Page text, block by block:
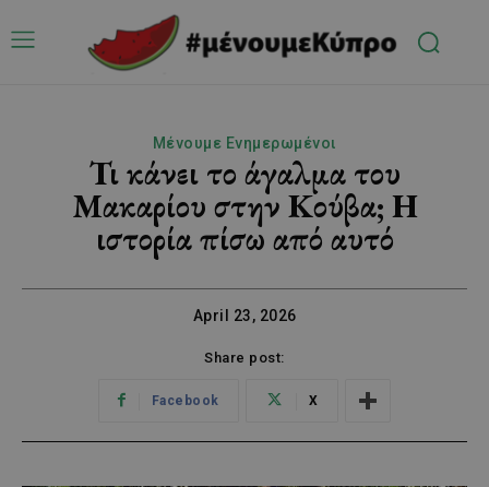
Μένουμε Ενημερωμένοι
Τι κάνει το άγαλμα του
Μακαρίου στην Κούβα; Η
ιστορία πίσω από αυτό
April 23, 2026
Share post:
Facebook X